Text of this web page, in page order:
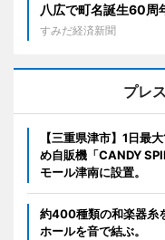
八広で町名誕生60
すみだ経済新聞
プレ
【三重県津市】1日最
め自販機「CANDY
モール津南に設置。
約400種類の和楽器糸
ホールを音で結ぶ。